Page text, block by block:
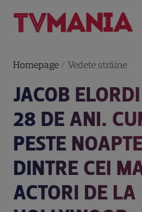
Homepage /Vedete străine
JACOB
28 DE ANI.
PESTE
DINTRE CEI
ACTORI DE LA